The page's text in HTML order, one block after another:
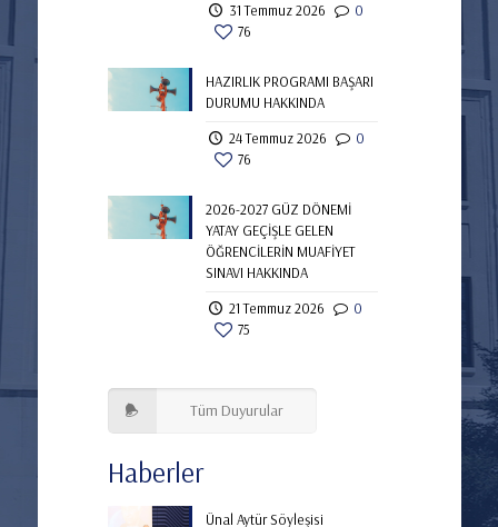
31 Temmuz 2026
0
76
HAZIRLIK PROGRAMI BAŞARI
DURUMU HAKKINDA
24 Temmuz 2026
0
76
2026-2027 GÜZ DÖNEMİ
YATAY GEÇİŞLE GELEN
ÖĞRENCİLERİN MUAFİYET
SINAVI HAKKINDA
21 Temmuz 2026
0
75
Tüm Duyurular
Haberler
Ünal Aytür Söyleşisi